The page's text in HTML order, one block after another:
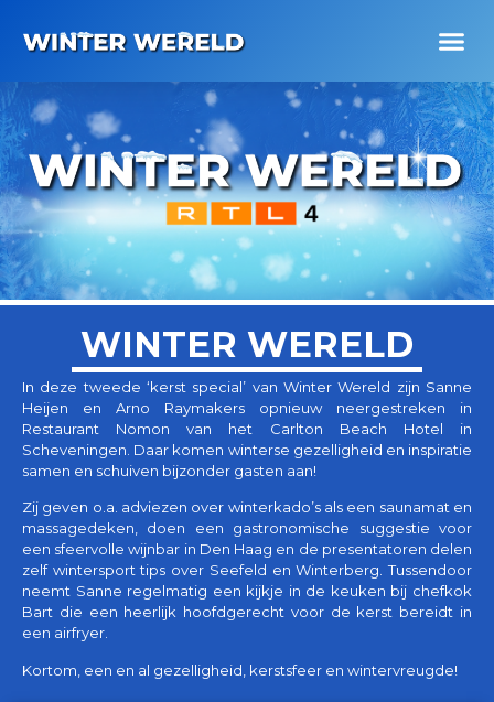
WINTER WERELD
In deze tweede ‘kerst special’ van Winter Wereld zijn Sanne
Heijen en Arno Raymakers opnieuw neergestreken in
Restaurant Nomon van het Carlton Beach Hotel in
Scheveningen. Daar komen winterse gezelligheid en inspiratie
samen en schuiven bijzonder gasten aan!
Zij geven o.a. adviezen over winterkado’s als een saunamat en
massagedeken, doen een gastronomische suggestie voor
een sfeervolle wijnbar in Den Haag en de presentatoren delen
zelf wintersport tips over Seefeld en Winterberg. Tussendoor
neemt Sanne regelmatig een kijkje in de keuken bij chefkok
Bart die een heerlijk hoofdgerecht voor de kerst bereidt in
een airfryer.
Kortom, een en al gezelligheid, kerstsfeer en wintervreugde!